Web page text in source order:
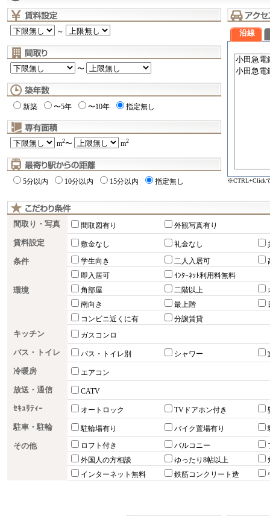
～
〜
新築 〜5年 〜10年 指定無し
m2〜 m2
5分以内 10分以内 15分以内 指定無し
沿線
※CTRL+Click
間取り・写真 間取図有り 外観写真有り
賃料設定 敷金なし 礼金なし
条件 学生向き 二人入居可
即入居可
ｲﾝﾀｰﾈｯﾄ利用料無料
環境 角部屋 二階以上
南向き
最上階
コンビニ近くに有
分譲賃貸
キッチン ガスコンロ
バス・トイレ バス・トイレ別 シャワー
冷暖房 エアコン
放送・通信 CATV
ｾｷｭﾘﾃｨｰ オートロック TVドアホン付き
駐車・駐輪 駐輪場有り バイク置場有り
その他 ロフト付き バルコニー
外国人の方相談
ゆったり8帖以上
インターネット無料
鉄筋コンクリート造